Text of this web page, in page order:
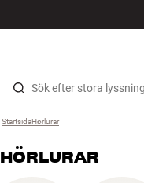
Hopp til innhold
Högtalare
Startsida ›
Hörlurar
HÖRLURAR